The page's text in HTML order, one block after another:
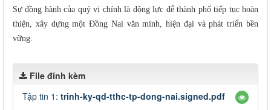
Sự đồng hành của quý vị chính là động lực để thành phố tiếp tục hoàn
thiện, xây dựng một Đồng Nai văn minh, hiện đại và phát triển bền
vững.
File đính kèm
Tập tin 1: trinh-ky-qd-tthc-tp-dong-nai.signed.pdf